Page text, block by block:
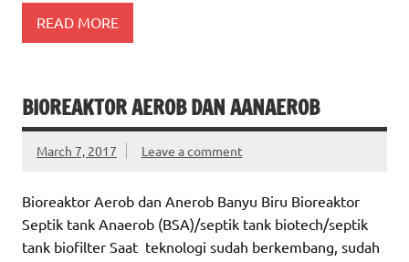
READ MORE
BIOREAKTOR AEROB DAN AANAEROB
March 7, 2017 Leave a comment
Bioreaktor Aerob dan Anerob Banyu Biru Bioreaktor
Septik tank Anaerob (BSA)/septik tank biotech/septik
tank biofilter Saat teknologi sudah berkembang, sudah